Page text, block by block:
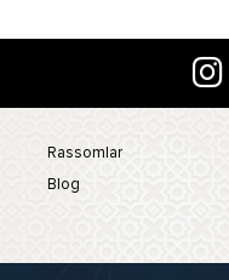
Rassomlar
Blog